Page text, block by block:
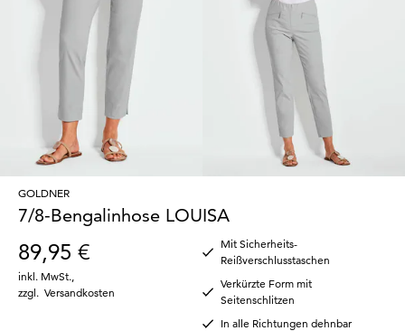
GOLDNER
7/8-Bengalinhose LOUISA
89,95 €
inkl. MwSt.
zzgl. Versandkosten
Mit Sicherheits-
Reißverschlusstaschen
Verkürzte Form mit
Seitenschlitzen
In alle Richtungen dehnbar